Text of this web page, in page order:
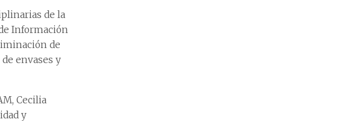
de la
Información
de
envases y
Cecilia
y